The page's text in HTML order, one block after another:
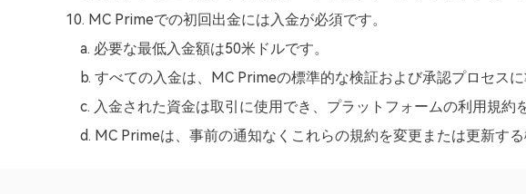
10. MC Primeでの初回出金には入金が必須です。
a. 必要な最低入金額は50米ドルです。
b. すべての入金は、MC Primeの標準的な検証および承認プロセスに
c. 入金された資金は取引に使用でき、プラットフォームの利用規約
d. MC Primeは、事前の通知なくこれらの規約を変更または更新する